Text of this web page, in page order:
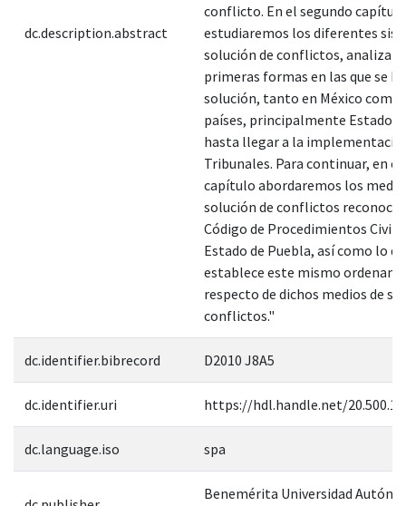
dc.description.abstract
conflicto. En el segundo capítulo
estudiaremos los diferentes
solución de conflictos,
primeras formas en las que se
solución, tanto en México como
países, principalmente Estados
hasta llegar a la
Tribunales. Para continuar, en
capítulo abordaremos los
solución de conflictos
Código de Procedimientos
Estado de Puebla, así como lo
establece este mismo
respecto de dichos medios de
conflictos."
dc.identifier.bibrecord D2010 J8A5
dc.identifier.uri https://hdl.handle.net/
dc.language.iso spa
Benemérita Universidad